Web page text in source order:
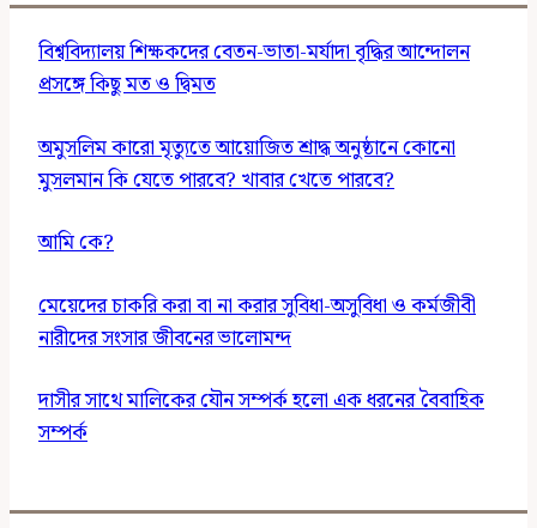
বিশ্ববিদ্যালয় শিক্ষকদের বেতন-ভাতা-মর্যাদা বৃদ্ধির আন্দোলন
প্রসঙ্গে কিছু মত ও দ্বিমত
অমুসলিম কারো মৃত্যুতে আয়োজিত শ্রাদ্ধ অনুষ্ঠানে কোনো
মুসলমান কি যেতে পারবে? খাবার খেতে পারবে?
আমি কে?
মেয়েদের চাকরি করা বা না করার সুবিধা-অসুবিধা ও কর্মজীবী
নারীদের সংসার জীবনের ভালোমন্দ
দাসীর সাথে মালিকের যৌন সম্পর্ক হলো এক ধরনের বৈবাহিক
সম্পর্ক